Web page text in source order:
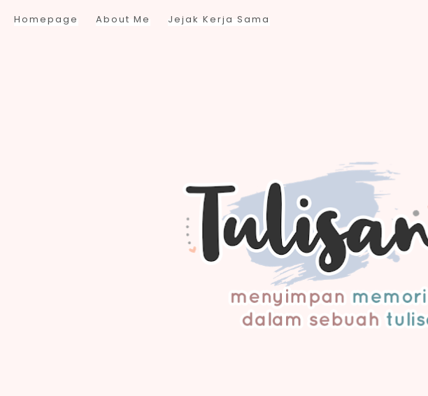
Homepage About Me Jejak Kerja Sama